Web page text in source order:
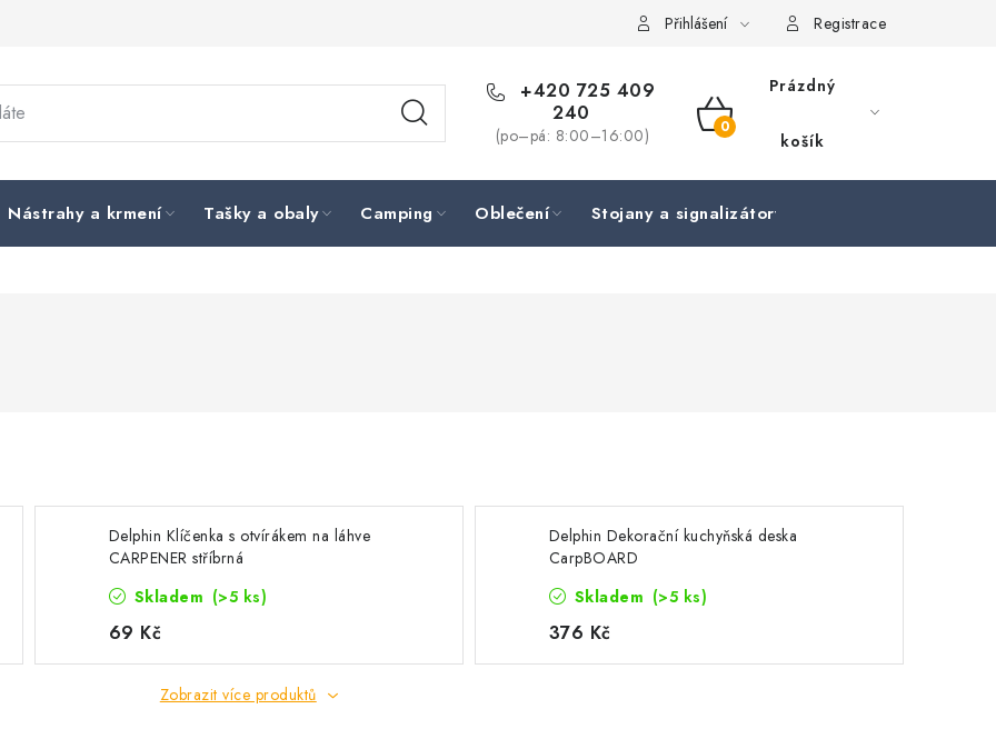
Přihlášení Registrace
+420 725 409
240
(po–pá: 8:00–16:00)
NÁKUPNÍ
Prázdný
košík
Nástrahy a krmení Tašky a obaly Camping Oblečení Stojany a signalizátory
Delphin Klíčenka s otvírákem na láhve
CARPENER stříbrná
Skladem (>5 ks)
69 Kč
Delphin Dekorační kuchyňská deska
CarpBOARD
Skladem (>5 ks)
376 Kč
Zobrazit více produktů